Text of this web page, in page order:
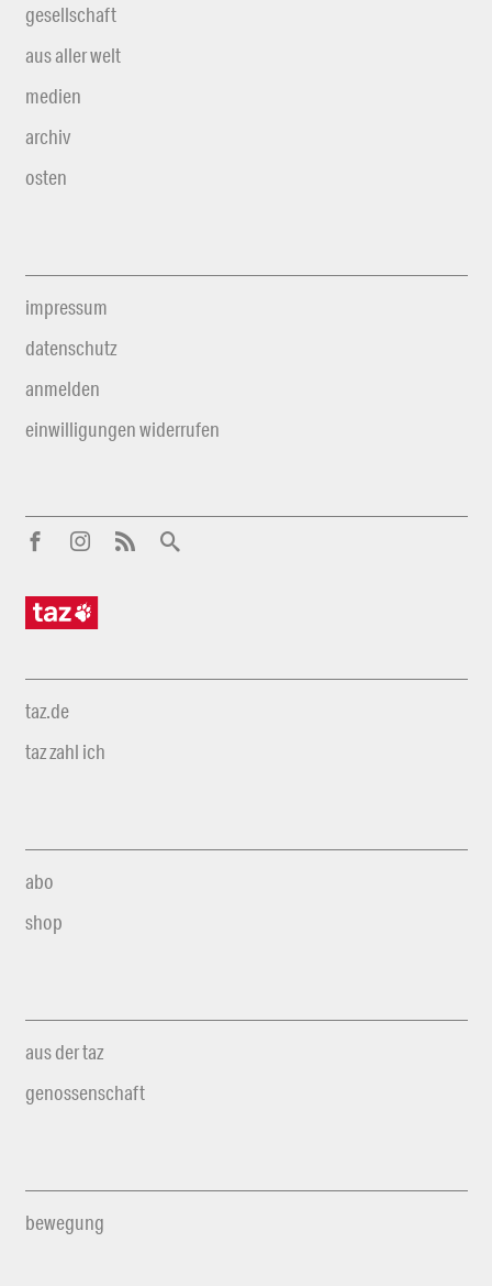
gesellschaft
aus aller welt
medien
archiv
osten
impressum
datenschutz
anmelden
einwilligungen widerrufen
taz.de
taz zahl ich
abo
shop
aus der taz
genossenschaft
bewegung